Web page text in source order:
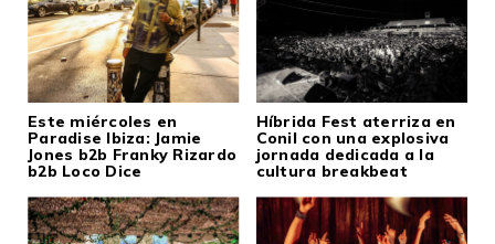
Este miércoles en
Paradise Ibiza: Jamie
Jones b2b Franky Rizardo
b2b Loco Dice
Híbrida Fest aterriza en
Conil con una explosiva
jornada dedicada a la
cultura breakbeat